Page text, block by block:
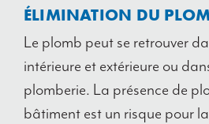
ÉLIMINATION DU
Le plomb peut se retrouver
intérieure et extérieure ou
plomberie. La présence de
bâtiment est un risque pour